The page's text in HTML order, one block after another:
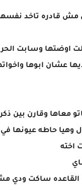
قادره تاخد
وسابت
عشان ابوها
معاها وقارن بين
وهيا حاطه عيونها
اخته
ساكت ودي